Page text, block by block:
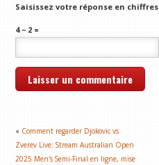
Saisissez votre réponse en chiffres
4 − 2 =
« Comment regarder Djokovic vs
Zverev Live: Stream Australian Open
2025 Men's Semi-Final en ligne, mise